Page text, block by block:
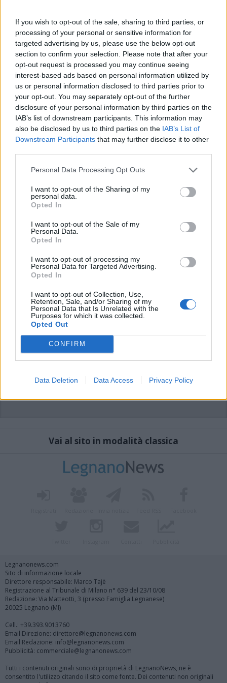
If you wish to opt-out of the sale, sharing to third parties, or
processing of your personal or sensitive information for
targeted advertising by us, please use the below opt-out
section to confirm your selection. Please note that after your
opt-out request is processed you may continue seeing
interest-based ads based on personal information utilized by
us or personal information disclosed to third parties prior to
your opt-out. You may separately opt-out of the further
disclosure of your personal information by third parties on the
IAB’s list of downstream participants. This information may
also be disclosed by us to third parties on the IAB’s List of
Downstream Participants that may further disclose it to other
Personal Data Processing Opt Outs
I want to opt-out of the Sharing of my
personal data.
Opted In
I want to opt-out of the Sale of my
Personal Data.
Opted In
I want to opt-out of processing my
Personal Data for Targeted Advertising.
Opted In
I want to opt-out of Collection, Use,
Retention, Sale, and/or Sharing of my
Personal Data that Is Unrelated with the
Purposes for which it was collected.
Opted Out
CONFIRM
Data Deletion Data Access Privacy Policy
Commenti
Accedioregistrati per commentare questo
articolo.
L'email è richiesta ma non verrà mostrata ai visitatori. Il contenuto di questo
di VareseNews.it, che rimane autonoma e indipendente. I messaggi inclusi nei
commenti non sono testi giornalistici, ma post inviati dai singoli lettori che
possono essere automaticamente pubblicati senza filtro preventivo. I commenti
che includano uno o più link a siti esterni verranno rimossi in automatico dal
Vai al sito in modalità classica
Legnanonews.com
Sito di informazione locale
Direttore responsabile: Marco Tajè
Registrazione al Tribunale di Milano n° 639 del 23/10/08
Redazione: Via Matteotti, 3 (presso Famiglia Legnanese)
20025 Legnano (MI)
Cell.: +39.393.9013760
Email Direzione: direttore@legnanonews.com
Email Redazione: info@legnanonews.com
Pubblicità: commerciale@legnanonews.com
Tutti i contenuti originali sono di proprietà di LegnanoNews, ne è
consentito l'utilizzo citando il sito come fonte. Dei contenuti non originali